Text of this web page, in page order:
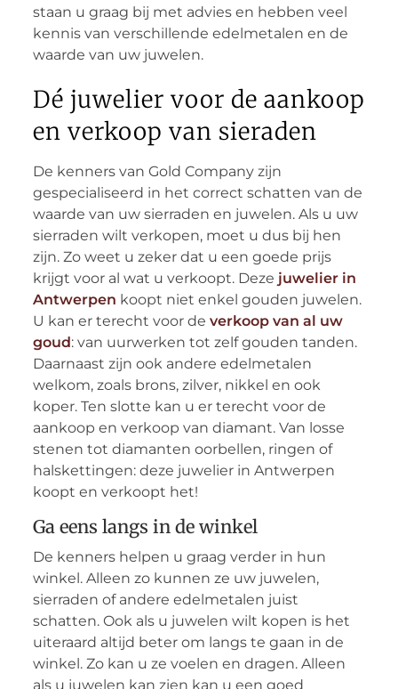
staan u graag bij met advies en hebben veel
kennis van verschillende edelmetalen en de
waarde van uw juwelen.
Dé juwelier voor de aankoop
en verkoop van sieraden
De kenners van Gold Company zijn
gespecialiseerd in het correct schatten van de
waarde van uw sierraden en juwelen. Als u uw
sierraden wilt verkopen, moet u dus bij hen
zijn. Zo weet u zeker dat u een goede prijs
krijgt voor al wat u verkoopt. Deze juwelier in
Antwerpen koopt niet enkel gouden juwelen.
U kan er terecht voor de verkoop van al uw
goud: van uurwerken tot zelf gouden tanden.
Daarnaast zijn ook andere edelmetalen
welkom, zoals brons, zilver, nikkel en ook
koper. Ten slotte kan u er terecht voor de
aankoop en verkoop van diamant. Van losse
stenen tot diamanten oorbellen, ringen of
halskettingen: deze juwelier in Antwerpen
koopt en verkoopt het!
Ga eens langs in de winkel
De kenners helpen u graag verder in hun
winkel. Alleen zo kunnen ze uw juwelen,
sierraden of andere edelmetalen juist
schatten. Ook als u juwelen wilt kopen is het
uiteraard altijd beter om langs te gaan in de
winkel. Zo kan u ze voelen en dragen. Alleen
als u juwelen kan zien kan u een goed